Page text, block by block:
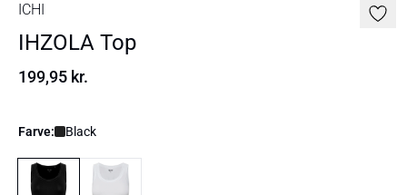
ICHI
IHZOLA Top
199,95 kr.
Farve: Black